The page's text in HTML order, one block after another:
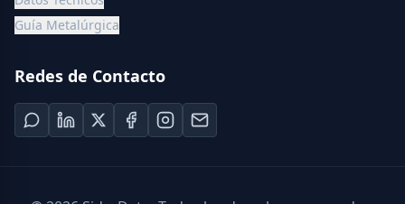
Guía Metalúrgica
Redes de Contacto